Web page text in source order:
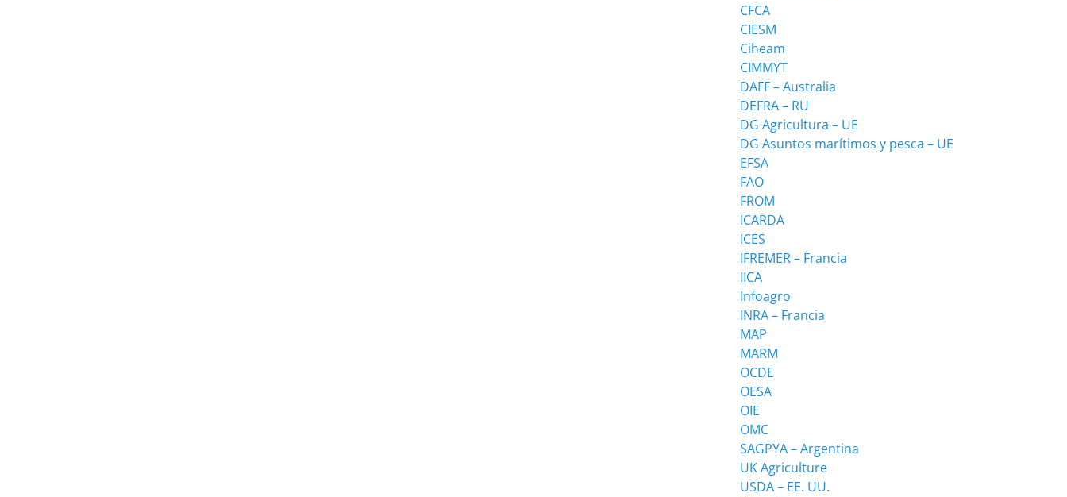
CFCA
CIESM
Ciheam
CIMMYT
DAFF – Australia
DEFRA – RU
DG Agricultura – UE
DG Asuntos marítimos y pesca – UE
EFSA
FAO
FROM
ICARDA
ICES
IFREMER – Francia
IICA
Infoagro
INRA – Francia
MAP
MARM
OCDE
OESA
OIE
OMC
SAGPYA – Argentina
UK Agriculture
USDA – EE. UU.